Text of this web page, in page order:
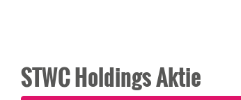
STWC Holdings Aktie